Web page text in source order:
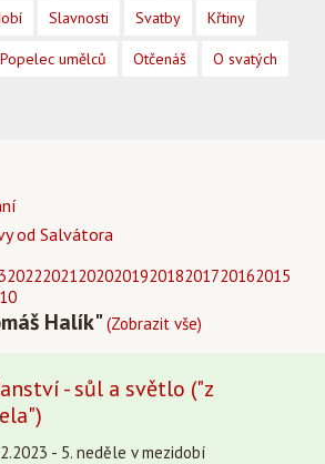
20222021202020192018201720162015
Halík"(Zobrazit vše)
- sůl a světlo ("z
- 5. neděle v mezidobí
Slavnosti Svatby Křtiny
Popelec umělců Otčenáš O svatých
od Salvátora